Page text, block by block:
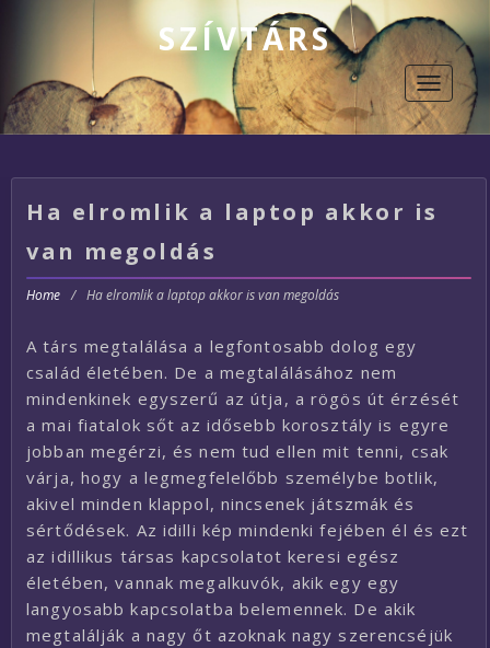
SZÍVTÁRS
Toggle
Ha elromlik a laptop akkor is
van megoldás
Home / Ha elromlik a laptop akkor is van megoldás
A társ megtalálása a legfontosabb dolog egy
család életében. De a megtalálásához nem
mindenkinek egyszerű az útja, a rögös út érzését
a mai fiatalok sőt az idősebb korosztály is egyre
jobban megérzi, és nem tud ellen mit tenni, csak
várja, hogy a legmegfelelőbb személybe botlik,
akivel minden klappol, nincsenek játszmák és
sértődések. Az idilli kép mindenki fejében él és ezt
az idillikus társas kapcsolatot keresi egész
életében, vannak megalkuvók, akik egy egy
langyosabb kapcsolatba belemennek. De akik
megtalálják a nagy őt azoknak nagy szerencséjük